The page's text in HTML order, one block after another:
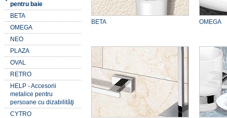
pentru baie
BETA
OMEGA
NEO
PLAZA
OVAL
RETRO
HELP - Accesorii
metalice pentru
persoane cu dizabilităţi
CYTRO
BETA OMEGA